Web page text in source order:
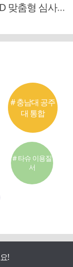
까…예타 폐지 새기회
# 충남대 공주
대 통합
# 타슈 이용질
서
!